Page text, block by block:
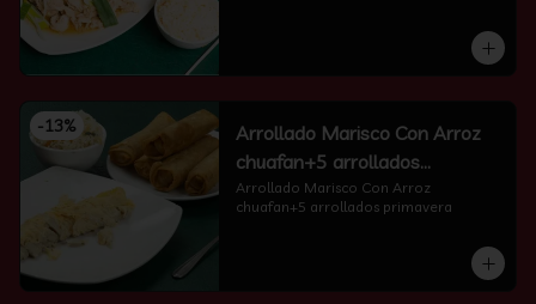
-13%
Arrollado Marisco Con Arroz
chuafan+5 arrollados
primavera
Arrollado Marisco Con Arroz
chuafan+5 arrollados primavera